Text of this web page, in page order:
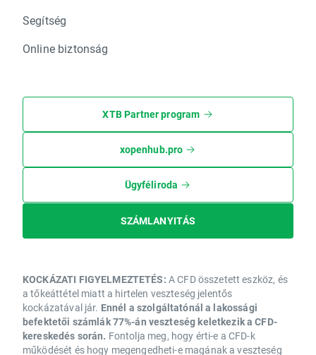
Segítség
Online biztonság
XTB Partner program
xopenhub.pro
Ügyféliroda
SZÁMLANYITÁS
KOCKÁZATI FIGYELMEZTETÉS: A CFD összetett eszköz, és
a tőkeáttétel miatt a hirtelen veszteség jelentős
kockázatával jár. Ennél a szolgáltatónál a lakossági
befektetői számlák 77%-án veszteség keletkezik a CFD-
kereskedés során. Fontolja meg, hogy érti-e a CFD-k
működését és hogy megengedheti-e magának a veszteség